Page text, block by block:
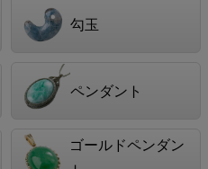
勾玉
ペンダント
ゴールドペンダン